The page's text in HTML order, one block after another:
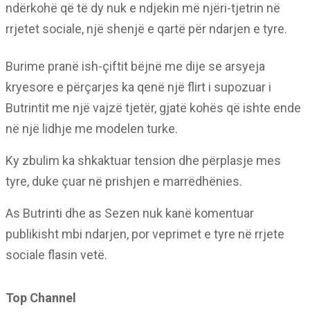
ndërkohë që të dy nuk e ndjekin më njëri-tjetrin në
rrjetet sociale, një shenjë e qartë për ndarjen e tyre.
Burime pranë ish-çiftit bëjnë me dije se arsyeja
kryesore e përçarjes ka qenë një flirt i supozuar i
Butrintit me një vajzë tjetër, gjatë kohës që ishte ende
në një lidhje me modelen turke.
Ky zbulim ka shkaktuar tension dhe përplasje mes
tyre, duke çuar në prishjen e marrëdhënies.
As Butrinti dhe as Sezen nuk kanë komentuar
publikisht mbi ndarjen, por veprimet e tyre në rrjete
sociale flasin vetë.
Top Channel